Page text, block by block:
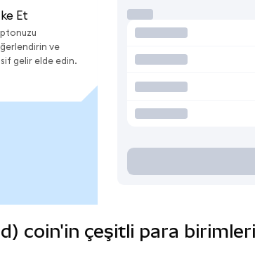
Et
ve
gelir elde edin.
coin'in çeşitli para